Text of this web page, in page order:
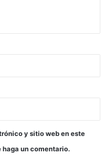
y sitio web en este
haga un comentario.